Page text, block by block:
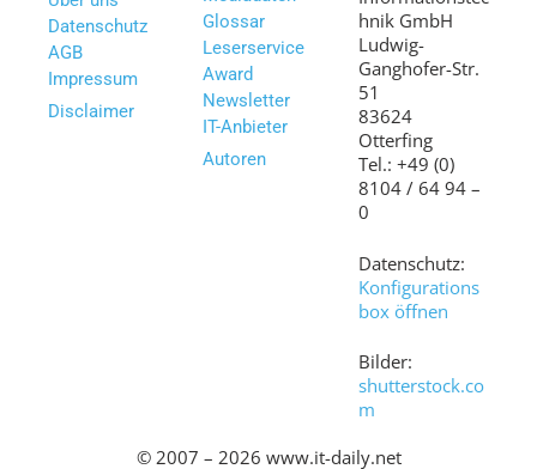
Datenschutz
AGB
Impressum
Disclaimer
Glossar
Leserservice
Award
Newsletter
IT-Anbieter
Autoren
hnik GmbH
Ludwig-
Ganghofer-Str.
51
83624
Otterfing
Tel.: +49 (0)
8104 / 64 94 –
0
Datenschutz:
Konfigurations
box öffnen
Bilder:
shutterstock.co
m
© 2007 – 2026 www.it-daily.net